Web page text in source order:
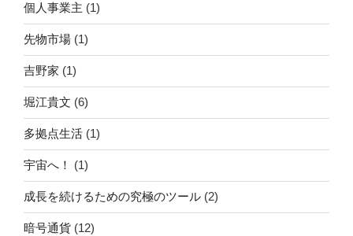
個人事業主 (1)
先物市場 (1)
吉野家 (1)
堀江貴文 (6)
多拠点生活 (1)
宇宙へ！ (1)
成長を続けるための究極のツール (2)
暗号通貨 (12)